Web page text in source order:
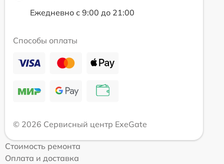
Ежедневно с 9:00 до 21:00
Способы оплаты
© 2026 Сервисный центр ExeGate
Стоимость ремонта
Оплата и доставка